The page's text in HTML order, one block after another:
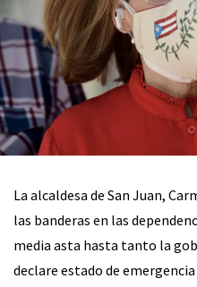
La alcaldesa de San Juan,
las banderas en las
media asta hasta tanto la
declare estado de